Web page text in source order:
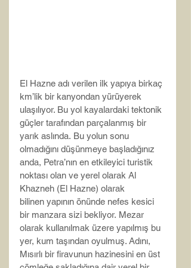
El Hazne adı verilen ilk yapıya birkaç
km’lik bir kanyondan yürüyerek
ulaşılıyor. Bu yol kayalardaki tektonik
güçler tarafından parçalanmış bir
yarık aslında. Bu yolun sonu
olmadığını düşünmeye başladığınız
anda, Petra’nın en etkileyici turistik
noktası olan ve yerel olarak Al
Khazneh (El Hazne) olarak
bilinen yapının önünde nefes kesici
bir manzara sizi bekliyor. Mezar
olarak kullanılmak üzere yapılmış bu
yer, kum taşından oyulmuş. Adını,
Mısırlı bir firavunun hazinesini en üst